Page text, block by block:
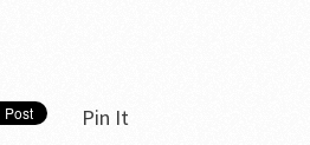
Pin It